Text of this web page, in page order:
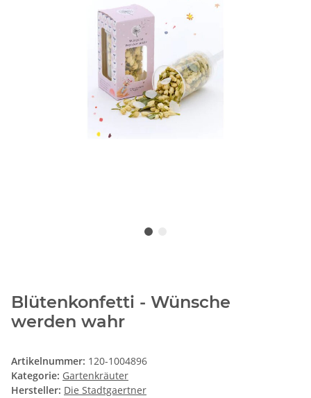
Blütenkonfetti - Wünsche
werden wahr
Artikelnummer: 120-1004896
Kategorie: Gartenkräuter
Hersteller: Die Stadtgaertner